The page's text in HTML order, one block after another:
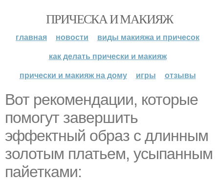
ПРИЧЕСКА И МАКИЯЖ
главная новости
виды макияжа и причесок
как делать прически и макияж
прически и макияж на дому
игры отзывы
Вот рекомендации, которые
помогут завершить
эффектный образ с длинным
золотым платьем, усыпанным
пайетками: